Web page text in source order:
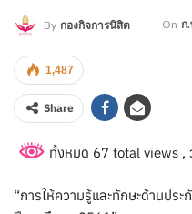
By กองกิจการนิสิต On ก
1,487
Share
ทั้งหมด 67 total views ,
“การให้ความรู้และทักษะด้านป